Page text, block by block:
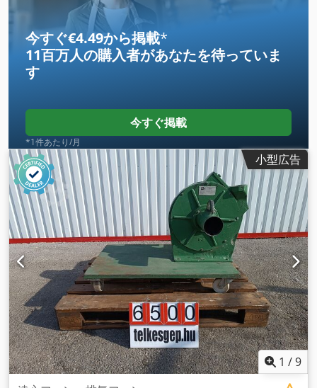
今すぐ€4.49から掲載*
11百万人の購入者があなたを待っていま
す
今すぐ掲載
*1件あたり/月
小型広告
1 /9